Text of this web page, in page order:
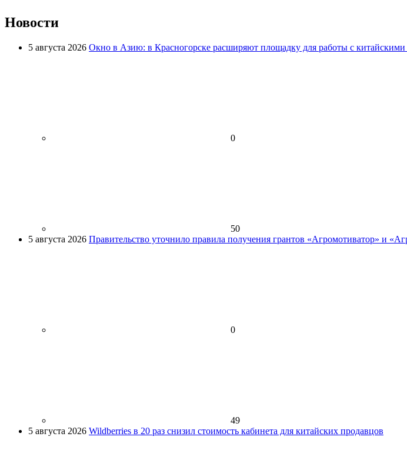
Новости
5 августа 2026 Окно в Азию: в Красногорске расширяют площадку для работы с
0
50
5 августа 2026 Правительство уточнило правила получения грантов «Агромотиватор» и
0
49
5 августа 2026 Wildberries в 20 раз снизил стоимость кабинета для китайских продавцов